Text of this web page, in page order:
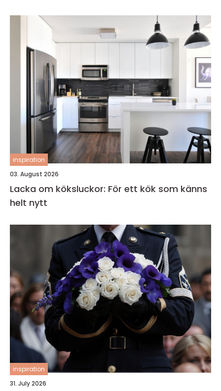
inspiration
03. August 2026
Lacka om köksluckor: För ett kök som känns
helt nytt
inspiration
31. July 2026